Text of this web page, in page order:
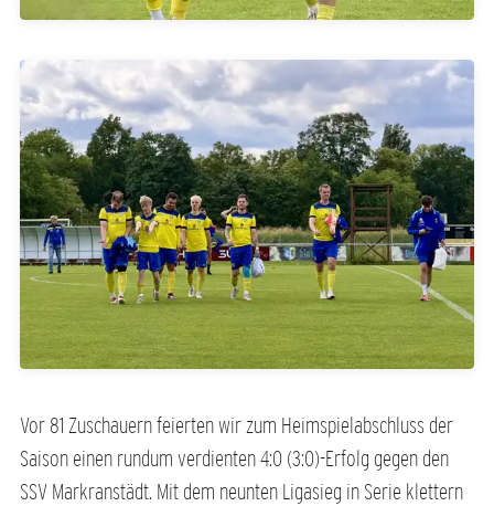
Vor 81 Zuschauern feierten wir zum Heimspielabschluss der
Saison einen rundum verdienten 4:0 (3:0)-Erfolg gegen den
SSV Markranstädt. Mit dem neunten Ligasieg in Serie klettern